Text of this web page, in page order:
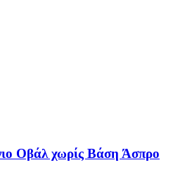
Οβάλ χωρίς Βάση Άσπρο